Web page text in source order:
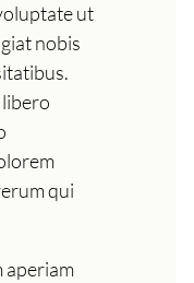
ut
nobis
libero
qui
aperiam